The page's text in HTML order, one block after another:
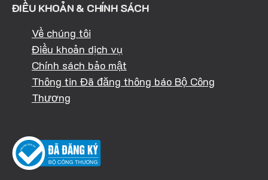
ĐIỀU KHOẢN & CHÍNH SÁCH
Về chúng tôi
Điều khoản dịch vụ
Chính sách bảo mật
Thông tin Đã đăng thông báo Bộ Công
Thương